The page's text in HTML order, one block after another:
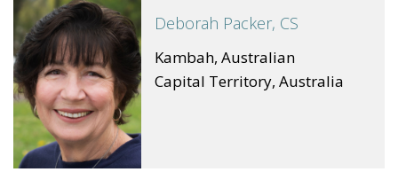
Deborah Packer, CS
Kambah, Australian
Capital Territory, Australia